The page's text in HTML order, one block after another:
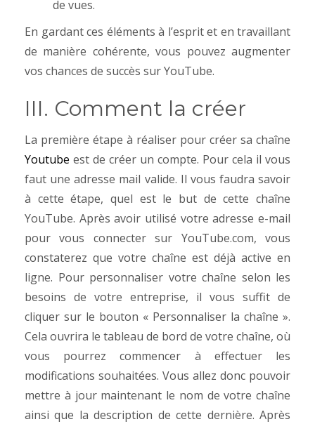
de vues.
En gardant ces éléments à l’esprit et en travaillant
de manière cohérente, vous pouvez augmenter
vos chances de succès sur YouTube.
III. Comment la créer
La première étape à réaliser pour créer sa chaîne
Youtube est de créer un compte. Pour cela il vous
faut une adresse mail valide. Il vous faudra savoir
à cette étape, quel est le but de cette chaîne
YouTube. Après avoir utilisé votre adresse e-mail
pour vous connecter sur YouTube.com, vous
constaterez que votre chaîne est déjà active en
ligne. Pour personnaliser votre chaîne selon les
besoins de votre entreprise, il vous suffit de
cliquer sur le bouton « Personnaliser la chaîne ».
Cela ouvrira le tableau de bord de votre chaîne, où
vous pourrez commencer à effectuer les
modifications souhaitées. Vous allez donc pouvoir
mettre à jour maintenant le nom de votre chaîne
ainsi que la description de cette dernière. Après